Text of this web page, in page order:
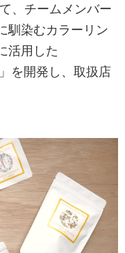
、チームメンバー
馴染むカラーリン
活用した
を開発し、取扱店